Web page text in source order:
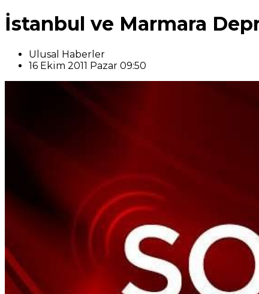
İstanbul ve Marmara
Ulusal Haberler
16 Ekim 2011 Pazar 09:50